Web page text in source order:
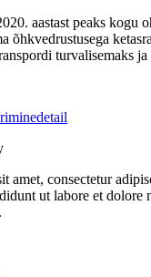
aastast peaks kogu
õhkvedrustusega
turvalisemaks ja
detail
amet, consectetur
ut labore et dolore